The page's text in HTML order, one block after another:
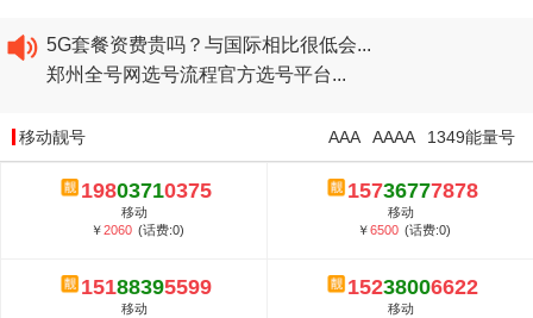
5G套餐资费贵吗？与国际相比很低会...
郑州全号网选号流程官方选号平台...
2020​联通最新套餐资费...
2020​电信最新套餐资费...
5G套餐资费贵吗？与国际相比很低会...
郑州全号网选号流程官方选号平台...
移动靓号 1349能量号
AAAA
AAA
19803710375
移动
￥2060 (话费:0)
15736777878
移动
￥6500 (话费:0)
15188395599
移动
15238006622
移动